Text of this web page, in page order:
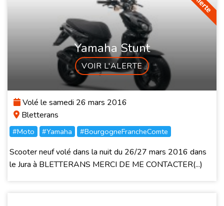
Yamaha Stunt
VOIR L'ALERTE
Volé le samedi 26 mars 2016
Bletterans
#Moto #Yamaha #BourgogneFrancheComte
Scooter neuf volé dans la nuit du 26/27 mars 2016 dans
le Jura à BLETTERANS MERCI DE ME CONTACTER(...)